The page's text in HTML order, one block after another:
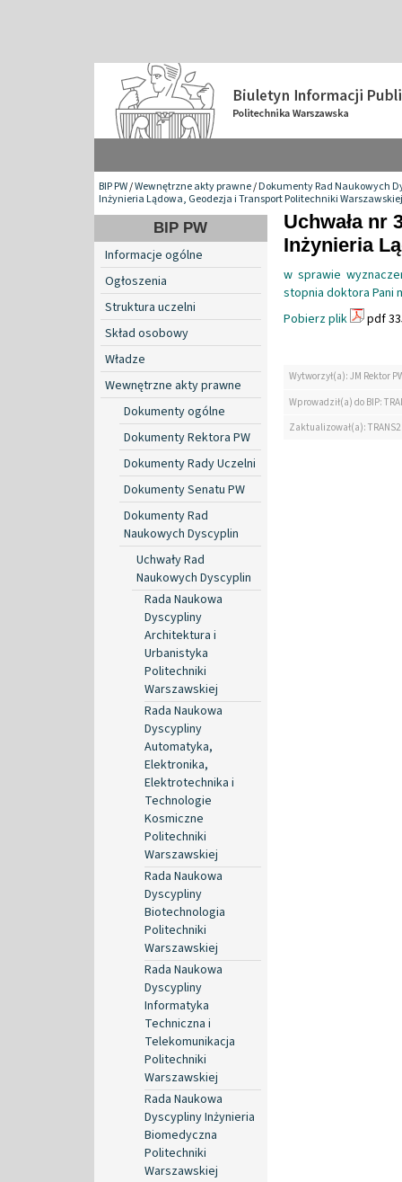
BIP PW/Wewnętrzne akty prawne/Dokumenty Rad Naukowych
Inżynieria Lądowa, Geodezja i Transport Politechniki Warszawskiej
BIP PW
Informacje ogólne
Ogłoszenia
Struktura uczelni
Skład osobowy
Władze
Wewnętrzne akty prawne
Dokumenty ogólne
Dokumenty Rektora PW
Dokumenty Rady Uczelni
Dokumenty Senatu PW
Dokumenty Rad
Naukowych Dyscyplin
Uchwały Rad
Naukowych Dyscyplin
Rada Naukowa
Dyscypliny
Architektura i
Urbanistyka
Politechniki
Warszawskiej
Rada Naukowa
Dyscypliny
Automatyka,
Elektronika,
Elektrotechnika i
Technologie
Kosmiczne
Politechniki
Warszawskiej
Rada Naukowa
Dyscypliny
Biotechnologia
Politechniki
Warszawskiej
Rada Naukowa
Dyscypliny
Informatyka
Techniczna i
Telekomunikacja
Politechniki
Warszawskiej
Rada Naukowa
Dyscypliny Inżynieria
Biomedyczna
Politechniki
Warszawskiej
Uchwała nr
Inżynieria
w sprawie
stopnia doktora Pani
Pobierz plik
pdf
Wytworzył(a): JM Rektor
Wprowadził(a) do BIP:
Zaktualizował(a):